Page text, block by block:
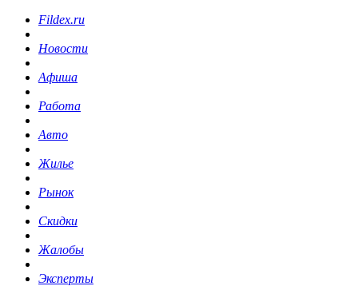
Fildex.ru
Новости
Афиша
Работа
Авто
Жилье
Рынок
Скидки
Жалобы
Эксперты